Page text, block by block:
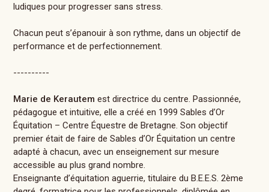
ludiques pour progresser sans stress.
Chacun peut s’épanouir à son rythme, dans un objectif de
performance et de perfectionnement.
----------
Marie de Kerautem est directrice du centre. Passionnée,
pédagogue et intuitive, elle a créé en 1999 Sables d’Or
Équitation – Centre Équestre de Bretagne. Son objectif
premier était de faire de Sables d’Or Équitation un centre
adapté à chacun, avec un enseignement sur mesure
accessible au plus grand nombre.
Enseignante d’équitation aguerrie, titulaire du B.E.E.S. 2ème